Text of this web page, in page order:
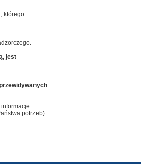
którego
jest
potrzeb).